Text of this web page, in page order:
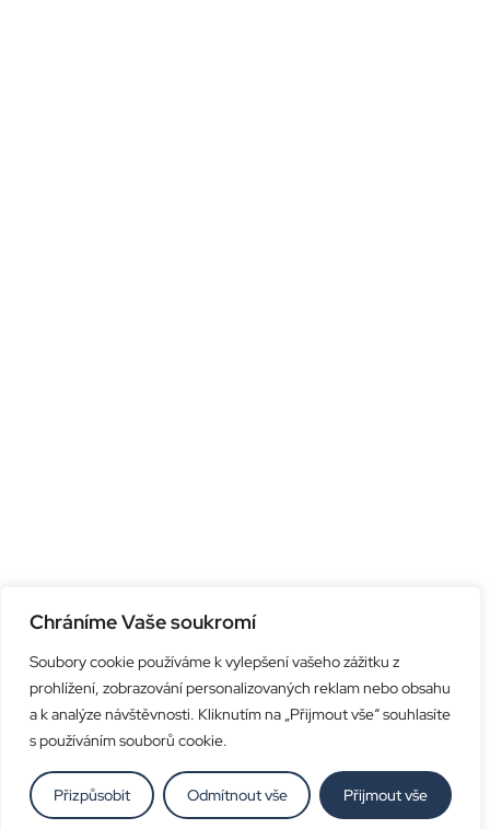
Chráníme Vaše soukromí
Soubory cookie používáme k vylepšení vašeho zážitku z
prohlížení, zobrazování personalizovaných reklam nebo obsahu
a k analýze návštěvnosti. Kliknutím na „Přijmout vše“ souhlasíte
s používáním souborů cookie.
Přizpůsobit Odmítnout vše Přijmout vše